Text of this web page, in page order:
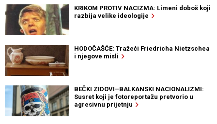
KRIKOM PROTIV NACIZMA: Limeni doboš koji
razbija velike ideologije
HODOČAŠĆE: Tražeći Friedricha Nietzschea
i njegove misli
BEČKI ZIDOVI–BALKANSKI NACIONALIZMI:
Susret koji je fotoreportažu pretvorio u
agresivnu prijetnju